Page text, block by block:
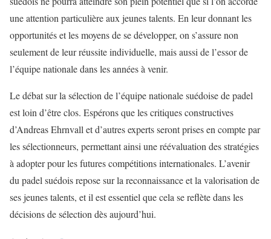
une attention particulière aux jeunes talents. En leur donnant les
opportunités et les moyens de se développer, on s’assure non
seulement de leur réussite individuelle, mais aussi de l’essor de
l’équipe nationale dans les années à venir.
Le débat sur la sélection de l’équipe nationale suédoise de padel
est loin d’être clos. Espérons que les critiques constructives
d’Andreas Ehrnvall et d’autres experts seront prises en compte par
les sélectionneurs, permettant ainsi une réévaluation des stratégies
à adopter pour les futures compétitions internationales. L’avenir
du padel suédois repose sur la reconnaissance et la valorisation de
ses jeunes talents, et il est essentiel que cela se reflète dans les
décisions de sélection dès aujourd’hui.